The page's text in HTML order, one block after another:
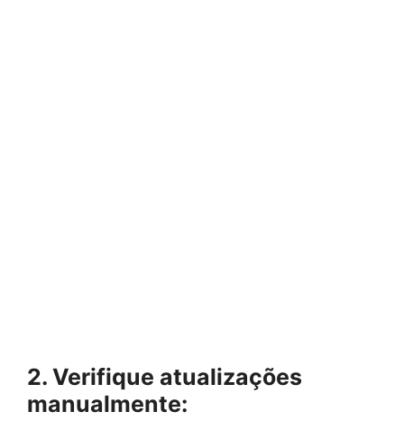
2. Verifique atualizações
manualmente: